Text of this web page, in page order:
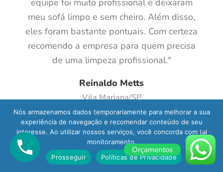
equipe foi muito profissional e deixaram
meu sofá limpo e sem cheiro. Além disso,
eles foram bastante pontuais. Com certeza
recomendo a empresa para quem precisa
de uma limpeza profissional."
Reinaldo Metts
Vila Mariana/SP
Orçamentos
Nós armazenamos dados temporariamente para melhorar a sua
experiência de navegação e recomendar conteúdo de seu
interesse. Ao utilizar nossos serviços, você concorda com tal
monitoramento.
Prosseguir
Políticas de Privacidade